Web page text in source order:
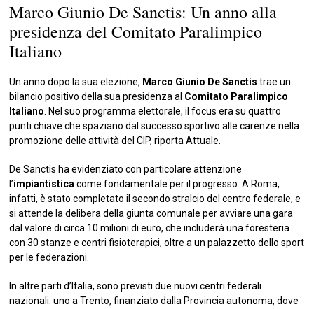
Marco Giunio De Sanctis: Un anno alla
presidenza del Comitato Paralimpico
Italiano
Un anno dopo la sua elezione, Marco Giunio De Sanctis trae un
bilancio positivo della sua presidenza al Comitato Paralimpico
Italiano. Nel suo programma elettorale, il focus era su quattro
punti chiave che spaziano dal successo sportivo alle carenze nella
promozione delle attività del CIP, riportaAttuale.
De Sanctis ha evidenziato con particolare attenzione
l’impiantisticacome fondamentale per il progresso. A Roma,
infatti, è stato completato il secondo stralcio del centro federale, e
si attende la delibera della giunta comunale per avviare una gara
dal valore di circa 10 milioni di euro, che includerà una foresteria
con 30 stanze e centri fisioterapici, oltre a un palazzetto dello sport
per le federazioni.
In altre parti d’Italia, sono previsti due nuovi centri federali
nazionali: uno a Trento, finanziato dalla Provincia autonoma, dove